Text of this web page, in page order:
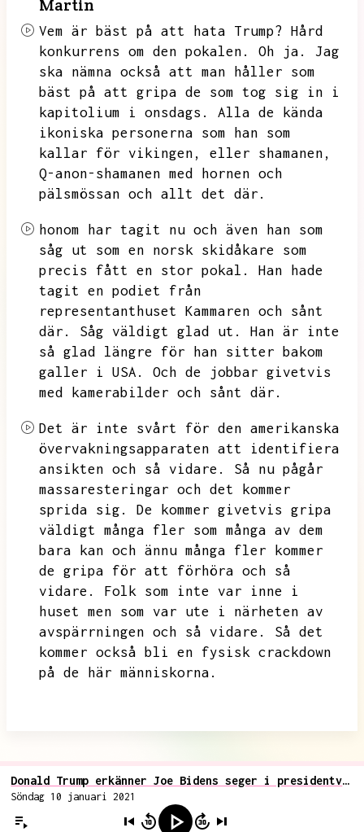
Martin
Vem är bäst på att hata Trump? Hård
konkurrens om den pokalen.
Oh ja.
Jag
ska nämna också att man håller som
bäst på att gripa de som tog sig in i
kapitolium i onsdags.
Alla de kända
ikoniska personerna som han som
kallar för vikingen,
eller shamanen,
Q-anon-shamanen med hornen och
pälsmössan och allt det där.
honom har tagit nu och även han som
såg ut som en norsk skidåkare som
precis fått en stor pokal.
Han hade
tagit en podiet från
representanthuset Kammaren och sånt
där.
Såg väldigt glad ut.
Han är inte
så glad längre för han sitter bakom
galler i USA.
Och de jobbar givetvis
med kamerabilder och sånt där.
Det är inte svårt för den amerikanska
övervakningsapparaten att identifiera
ansikten och så vidare.
Så nu pågår
massaresteringar och det kommer
sprida sig.
De kommer givetvis gripa
väldigt många fler som många av dem
bara kan och ännu många fler kommer
de gripa för att förhöra och så
vidare.
Folk som inte var inne i
huset men som var ute i närheten av
avspärrningen och så vidare.
Så det
kommer också bli en fysisk crackdown
på de här människorna.
Donald Trump erkänner Joe Bidens seger i presidentvalet
Söndag 10 januari 2021